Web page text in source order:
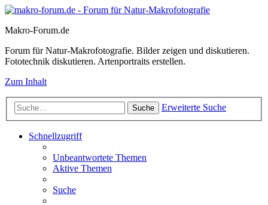
Makro-Forum.de
Forum für Natur-Makrofotografie. Bilder zeigen und diskutieren.
Fototechnik diskutieren. Artenportraits erstellen.
Zum Inhalt
Suche Erweiterte Suche
Schnellzugriff
Unbeantwortete Themen
Aktive Themen
Suche